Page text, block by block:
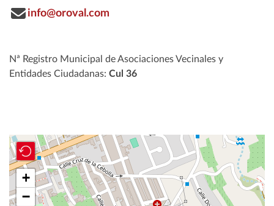
info@oroval.com
Nª Registro Municipal de Asociaciones Vecinales y
Entidades Ciudadanas: Cul 36
+
−